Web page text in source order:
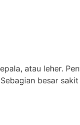
atau leher.
besar